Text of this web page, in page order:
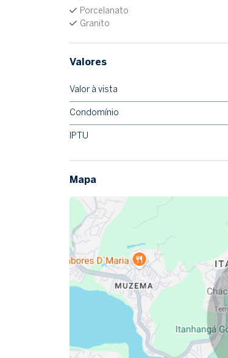
Porcelanato
Granito
Valores
Valor à vista
Condomínio
IPTU
Mapa